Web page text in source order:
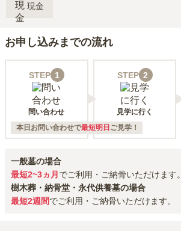
現金
お申し込みまでの流れ
STEP 1
問い合わせ
STEP 2
見学に行く
本日お問い合わせで最短明日 ご見学！
一般墓の場合
最短2~3ヵ月 でご利用・ご納骨いただけます。
樹木葬・納骨堂・永代供養墓の場合
最短2週間でご利用・ご納骨いただけます。